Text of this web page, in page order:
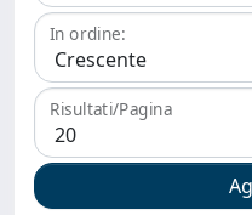
In ordine:
Risultati/Pagina